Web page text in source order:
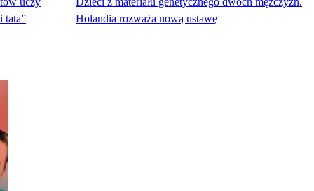
tata”
Holandia rozważa nową ustawę